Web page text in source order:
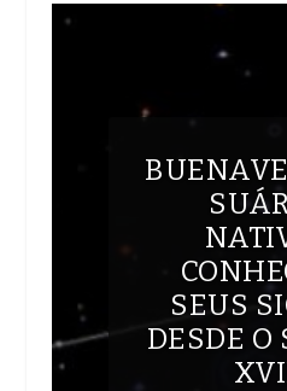
SEUS
DESDE O